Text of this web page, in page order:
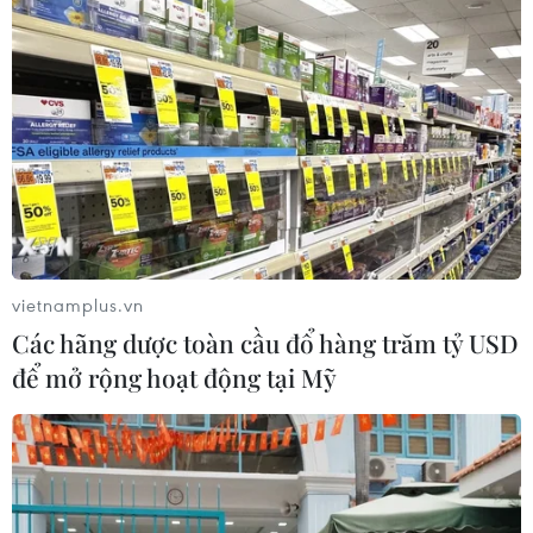
Thành lập Ủy ban quốc gia về an
ninh hàng không và tạo thuận lợi
hàng không
10/08/2026 12:58
Giải quyết "điểm nghẽn" pháp luật
nhằm thiết lập khung pháp lý hoàn
thiện
10/08/2026 12:29
Phát huy vai trò KOL, KOC trong xây
dựng không gian mạng văn minh, an
toàn
10/08/2026 12:15
vietnamplus.vn
Các hãng dược toàn cầu đổ hàng trăm tỷ USD
để mở rộng hoạt động tại Mỹ